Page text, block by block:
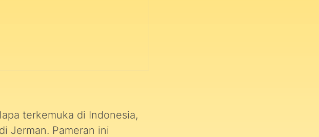
terkemuka di Indonesia,
Jerman. Pameran ini